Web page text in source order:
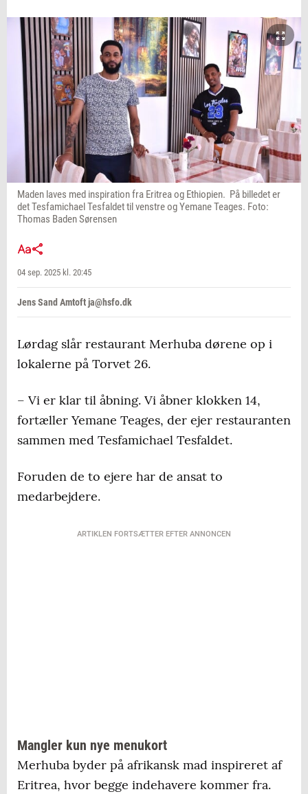
Maden laves med inspiration fra Eritrea og Ethiopien. På billedet er
det Tesfamichael Tesfaldet til venstre og Yemane Teages. Foto:
Thomas Baden Sørensen
04 sep. 2025 kl. 20:45
Jens Sand Amtoft ja@hsfo.dk
Lørdag slår restaurant Merhuba dørene op i
lokalerne på Torvet 26.
– Vi er klar til åbning. Vi åbner klokken 14,
fortæller Yemane Teages, der ejer restauranten
sammen med Tesfamichael Tesfaldet.
Foruden de to ejere har de ansat to
medarbejdere.
ARTIKLEN FORTSÆTTER EFTER ANNONCEN
Mangler kun nye menukort
Merhuba byder på afrikansk mad inspireret af
Eritrea, hvor begge indehavere kommer fra.